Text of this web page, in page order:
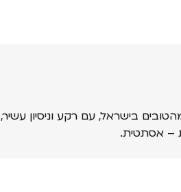
בישראל, עם רקע וניסיון עשיר,
– אסתטית.